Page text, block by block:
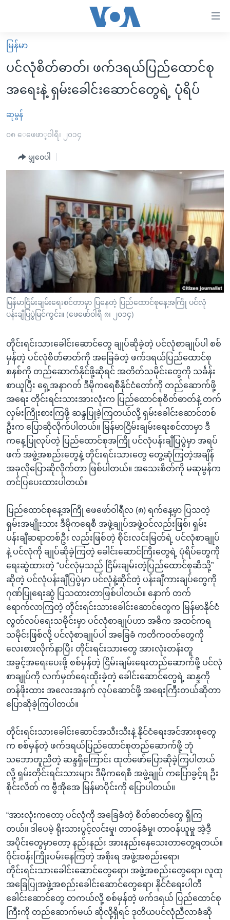
လွယ်ကူ
စေ
များ
ပင်မ
ညွန်း
စာမျက်နှာ
သို့
ကျော်
ကြည့်
ရန်
ရန်
နေရာ
သို့
ကျော်
ရန်
မူလစာမျက်နှာ
မြန်မာ
ကမ္ဘာ့သတင်းများ
နိုင်ငံတကာ
အစ္စရေး-ပါလက်စတိုင်း
ဗွီဒီယို
သတင်းလွတ်လပ်ခွင့်
အင်္ဂလိပ်စာလေ့လာမယ်
မကြေးမုံရဲ့ အင်္ဂလိပ်စာ
ရုပ်ရှင်ထဲက အင်္ဂလိပ်စာ
သုတပဒေသာ အင်္ဂလိပ်စာ
ရေဒီယိုနှင့်ရုပ်သံ အချက်အလက်များ
ရေဒီယို/တီဗွီအစီအစဉ်
Learning English
ဗွီအိုအေ လူမှုကွန်ယက်များ
မြန်မာ
ပင်လုံစိတ်ဓာတ်၊ ဖက်ဒရယ်ပြည်ထောင်စု
အရေးနဲ့ ရှမ်းခေါင်းဆောင်တွေရဲ့ ပုံရိပ်
ဆုမွန်
၀၈ ေဖေဖာ္၀ါရီ၊ ၂၀၁၄
မျှဝေပါ
မြန်မာငြိမ်းချမ်းရေးစင်တာမှာ ပြနေတဲ့ ပြည်ထောင်စုနေ့အကြို ပင်လုံ
ပန်းချီပြပွဲမြင်ကွင်း။ (ဖေဖော်ဝါရီ ၈၊ ၂၀၁၄)
တိုင်းရင်းသားခေါင်းဆောင်တွေ ချုပ်ဆိုခဲ့တဲ့ ပင်လုံစာချုပ်ပါ စစ်
မှန်တဲ့ ပင်လုံစိတ်ဓာတ်ကို အခြေခံတဲ့ ဖက်ဒရယ်ပြည်ထောင်စု
စနစ်ကို တည်ဆောက်နိုင်ဖို့ဆိုရင် အတိတ်သမိုင်းတွေကို သင်္ခန်း
စာယူပြီး ရှေ့အနာဂတ် ဒီမိုကရေစီနိုင်ငံတော်ကို တည်ဆောက်ဖို့
အရေး တိုင်းရင်းသားအားလုံးက ပြည်ထောင်စုစိတ်ဓာတ်နဲ့ တက်
လှမ်းကြိုးစားကြဖို့ ဆန္ဒပြုခဲ့ကြတယ်လို့ ရှမ်းခေါင်းဆောင်တစ်
ဦးက ပြောဆိုလိုက်ပါတယ်။ မြန်မာငြိမ်းချမ်းရေးစင်တာမှာ ဒီ
ကနေ့ပြုလုပ်တဲ့ ပြည်ထောင်စုအကြို ပင်လုံပန်းချီပြပွဲမှာ အရပ်
ဖက် အဖွဲ့အစည်းတွေနဲ့ တိုင်းရင်းသားတွေ တွေ့ဆုံကြတဲ့အချိန်
အခုလိုပြောဆိုလိုက်တာ ဖြစ်ပါတယ်။ အသေးစိတ်ကို မဆုမွန်က
တင်ပြပေးထားပါတယ်။
ပြည်ထောင်စုနေ့အကြို ဖေဖော်ဝါရီလ (၈) ရက်နေ့မှာ ပြသတဲ့
ရှမ်းအမျိုးသား ဒီမိုကရေစီ အဖွဲ့ချုပ်အဖွဲ့ဝင်လည်းဖြစ်၊ ရှမ်း
ပန်းချီဆရာတစ်ဦး လည်းဖြစ်တဲ့ စိုင်းလင်းမြတ်ရဲ့ ပင်လုံစာချုပ်
နဲ့ ပင်လုံကို ချုပ်ဆိုခဲ့ကြတဲ့ ခေါင်းဆောင်ကြီးတွေရဲ့ ပုံရိပ်တွေကို
ရေးဆွဲထားတဲ့ “ပင်လုံမှသည် ငြိမ်းချမ်းတဲ့ပြည်ထောင်စုဆီသို့”
ဆိုတဲ့ ပင်လုံပန်းချီပြပွဲမှာ ပင်လုံနဲ့ဆိုင်တဲ့ ပန်းချီကားချပ်တွေကို
ဂုဏ်ပြုရေးဆွဲ ပြသထားတာဖြစ်ပါတယ်။ နောက် တက်
ရောက်လာကြတဲ့ တိုင်းရင်းသားခေါင်းဆောင်တွေက မြန်မာနိုင်ငံ
လွတ်လပ်ရေးသမိုင်းမှာ ပင်လုံစာချုပ်ဟာ အဓိက အထင်ကရ
သမိုင်းဖြစ်လို့ ပင်လုံစာချုပ်ပါ အခြေခံ ကတိကဝတ်တွေကို
လေးစားလိုက်နာပြီး တိုင်းရင်းသားတွေ အားလုံးတန်းတူ
အခွင့်အရေးပေးဖို့ စစ်မှန်တဲ့ ငြိမ်းချမ်းရေးတည်ဆောက်ဖို့ ပင်လုံ
စာချုပ်ကို လက်မှတ်ရေးထိုးခဲ့တဲ့ ခေါင်းဆောင်တွေရဲ့ ဆန္ဒကို
တန်ဖိုးထား အလေးအနက် လုပ်ဆောင်ဖို့ အရေးကြီးတယ်ဆိုတာ
ပြောဆိုခဲ့ကြပါတယ်။
တိုင်းရင်းသားခေါင်းဆောင်အသီးသီးနဲ့ နိုင်ငံရေးအင်အားစုတွေ
က စစ်မှန်တဲ့ ဖက်ဒရယ်ပြည်ထောင်စုတည်ဆောက်ဖို့ ဘုံ
သဘောတူညီတဲ့ ဆန္ဒရှိကြောင်း ထုတ်ဖော်ပြောဆိုခဲ့ကြပါတယ်
လို့ ရှမ်းတိုင်းရင်းသားများ ဒီမိုကရေစီ အဖွဲ့ချုပ် ကပြောခွင့်ရ ဦး
စိုင်းလိတ် က ဗွီအိုအေ မြန်မာပိုင်းကို ပြောပါတယ်။
“အားလုံးကတော့ ပင်လုံကို အခြေခံတဲ့ စိတ်ဓာတ်တွေ ရှိကြ
တယ်။ ဒါပေမဲ့ ရိုးသားပွင့်လင်းမှု၊ တာဝန်ခံမှု၊ တာဝန်ယူမှု အဲ့ဒီ့
အပိုင်းတွေမှာတော့ နည်းနည်း အားနည်းနေသေးတာတွေ့ရတယ်။
ဝိုင်းဝန်းကြိုးပမ်းနေကြတဲ့ အစိုးရ အဖွဲ့အစည်းရော၊
တိုင်းရင်းသားခေါင်းဆောင်တွေရော၊ အဖွဲ့အစည်းတွေရော၊ လူထု
အခြေပြုအဖွဲ့အစည်းခေါင်းဆောင်တွေရော၊ နိုင်ငံရေးပါတီ
ခေါင်းဆောင်တွေ တကယ်လို့ စစ်မှန်တဲ့ ဖက်ဒရယ် ပြည်ထောင်စု
ကြီးကို တည်ဆောက်မယ် ဆိုလို့ရှိရင် ဒုတိယပင်လုံညီလာခံဆို